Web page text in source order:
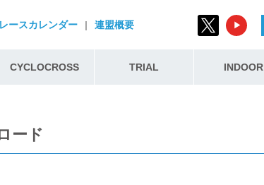
レースカレンダー | 連盟概要
CYCLOCROSS TRIAL INDOOR
ード